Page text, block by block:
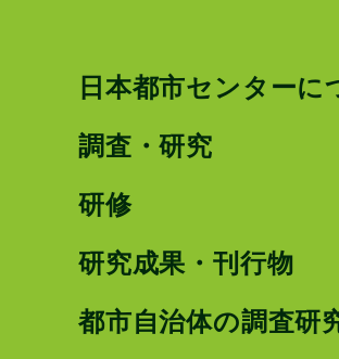
日本都市センターに
調査・研究
研修
研究成果・刊行物
都市自治体の調査研